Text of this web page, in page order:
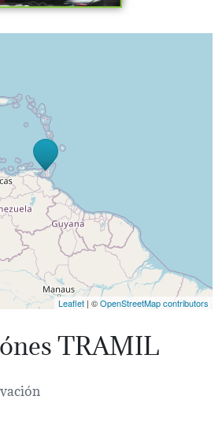
Leaflet | ©OpenStreetMap contributors
TRAMIL